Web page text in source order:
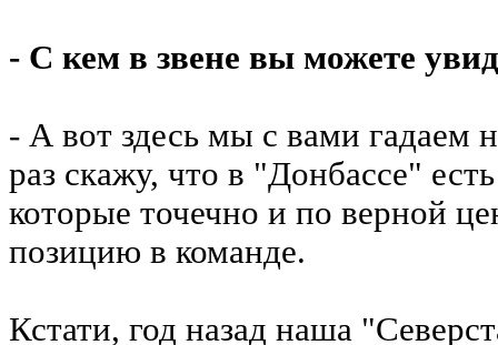
- С кем в звене вы можете
- А вот здесь мы с вами гадаем
раз скажу, что в "Донбассе"
которые точечно и по верной
позицию в команде.
Кстати, год назад наша